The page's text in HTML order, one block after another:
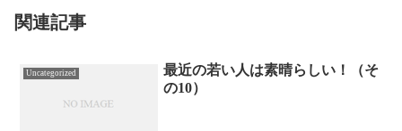
関連記事
Uncategorized
最近の若い人は素晴らしい！（そ
の10）